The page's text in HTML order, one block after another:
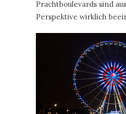
Prachtboulevards sind
Perspektive wirklich